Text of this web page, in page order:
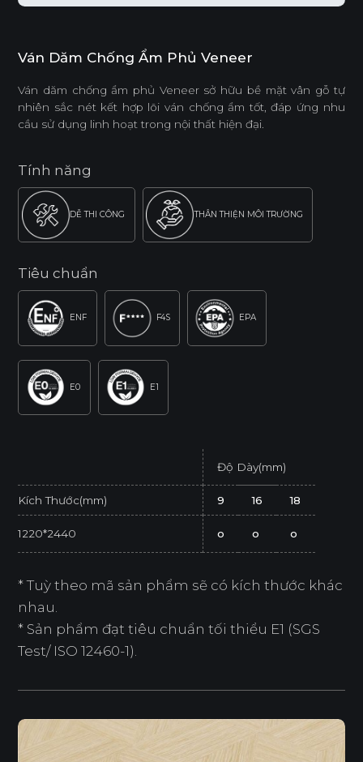
Ván Dăm Chống Ẩm Phủ Veneer
Ván dăm chống ẩm phủ Veneer sở hữu bề mặt vân gỗ tự
nhiên sắc nét kết hợp lõi ván chống ẩm tốt, đáp ứng nhu
cầu sử dụng linh hoạt trong nội thất hiện đại.
Tính năng
DỄ THI CÔNG THÂN THIỆN MÔI TRƯỜNG
Tiêu chuẩn
ENF F4S EPA
E0 E1
Độ Dày(mm)
Kích Thước(mm) 9 16 18
1220*2440 o o o
* Tuỳ theo mã sản phẩm sẽ có kích thước khác
nhau.
* Sản phẩm đạt tiêu chuẩn tối thiểu E1 (SGS
Test/ ISO 12460-1).